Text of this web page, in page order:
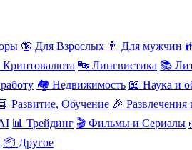
🔞 Для Взрослых 👨 Для мужчин
Криптовалюта 🔤 Лингвистика 📚
🏘️ Недвижимость 📖 Наука и
Развитие, Обучение 🎉
📊 Трейдинг 🎬 Фильмы и Сериалы
📦 Другое